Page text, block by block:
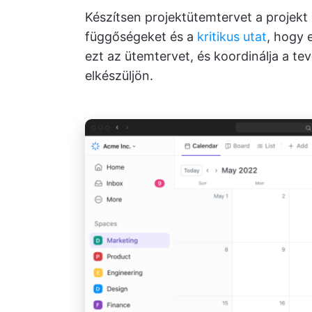
Készítsen projektütemtervet a
függőségeket és a kritikus utat, hogy
ezt az ütemtervet, és koordinálja a
elkészüljön.